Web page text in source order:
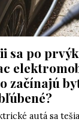
sa po
začínajú
autá sa